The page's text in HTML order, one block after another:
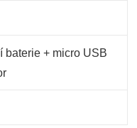
baterie + micro USB